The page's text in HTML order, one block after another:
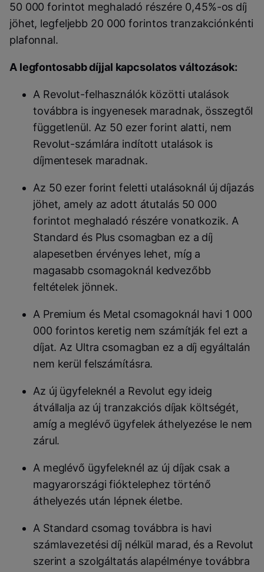
50 000 forintot meghaladó részére 0,45%-os díj
jöhet, legfeljebb 20 000 forintos tranzakciónkénti
plafonnal.
A legfontosabb díjjal kapcsolatos változások:
A Revolut-felhasználók közötti utalások
továbbra is ingyenesek maradnak, összegtől
függetlenül. Az 50 ezer forint alatti, nem
Revolut-számlára indított utalások is
díjmentesek maradnak.
Az 50 ezer forint feletti utalásoknál új díjazás
jöhet, amely az adott átutalás 50 000
forintot meghaladó részére vonatkozik. A
Standard és Plus csomagban ez a díj
alapesetben érvényes lehet, míg a
magasabb csomagoknál kedvezőbb
feltételek jönnek.
A Premium és Metal csomagoknál havi 1 000
000 forintos keretig nem számítják fel ezt a
díjat. Az Ultra csomagban ez a díj egyáltalán
nem kerül felszámításra.
Az új ügyfeleknél a Revolut egy ideig
átvállalja az új tranzakciós díjak költségét,
amíg a meglévő ügyfelek áthelyezése le nem
zárul.
A meglévő ügyfeleknél az új díjak csak a
magyarországi fióktelephez történő
áthelyezés után lépnek életbe.
A Standard csomag továbbra is havi
számlavezetési díj nélkül marad, és a Revolut
szerint a szolgáltatás alapélménye továbbra